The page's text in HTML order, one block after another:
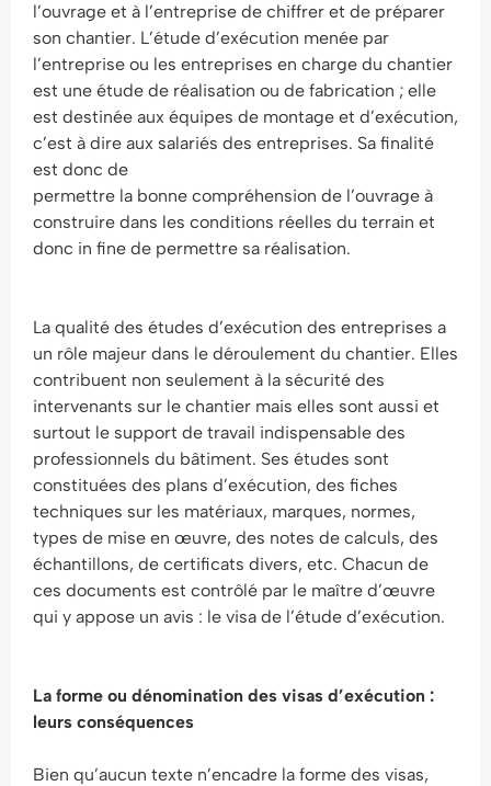
l’ouvrage et à l’entreprise de chiffrer et de préparer
son chantier. L’étude d’exécution menée par
l’entreprise ou les entreprises en charge du chantier
est une étude de réalisation ou de fabrication ; elle
est destinée aux équipes de montage et d’exécution,
c’est à dire aux salariés des entreprises. Sa finalité
est donc de
permettre la bonne compréhension de l’ouvrage à
construire dans les conditions réelles du terrain et
donc in fine de permettre sa réalisation.
La qualité des études d’exécution des entreprises a
un rôle majeur dans le déroulement du chantier. Elles
contribuent non seulement à la sécurité des
intervenants sur le chantier mais elles sont aussi et
surtout le support de travail indispensable des
professionnels du bâtiment. Ses études sont
constituées des plans d’exécution, des fiches
techniques sur les matériaux, marques, normes,
types de mise en œuvre, des notes de calculs, des
échantillons, de certificats divers, etc. Chacun de
ces documents est contrôlé par le maître d’œuvre
qui y appose un avis : le visa de l’étude d’exécution.
La forme ou dénomination des visas d’exécution :
leurs conséquences
Bien qu’aucun texte n’encadre la forme des visas,